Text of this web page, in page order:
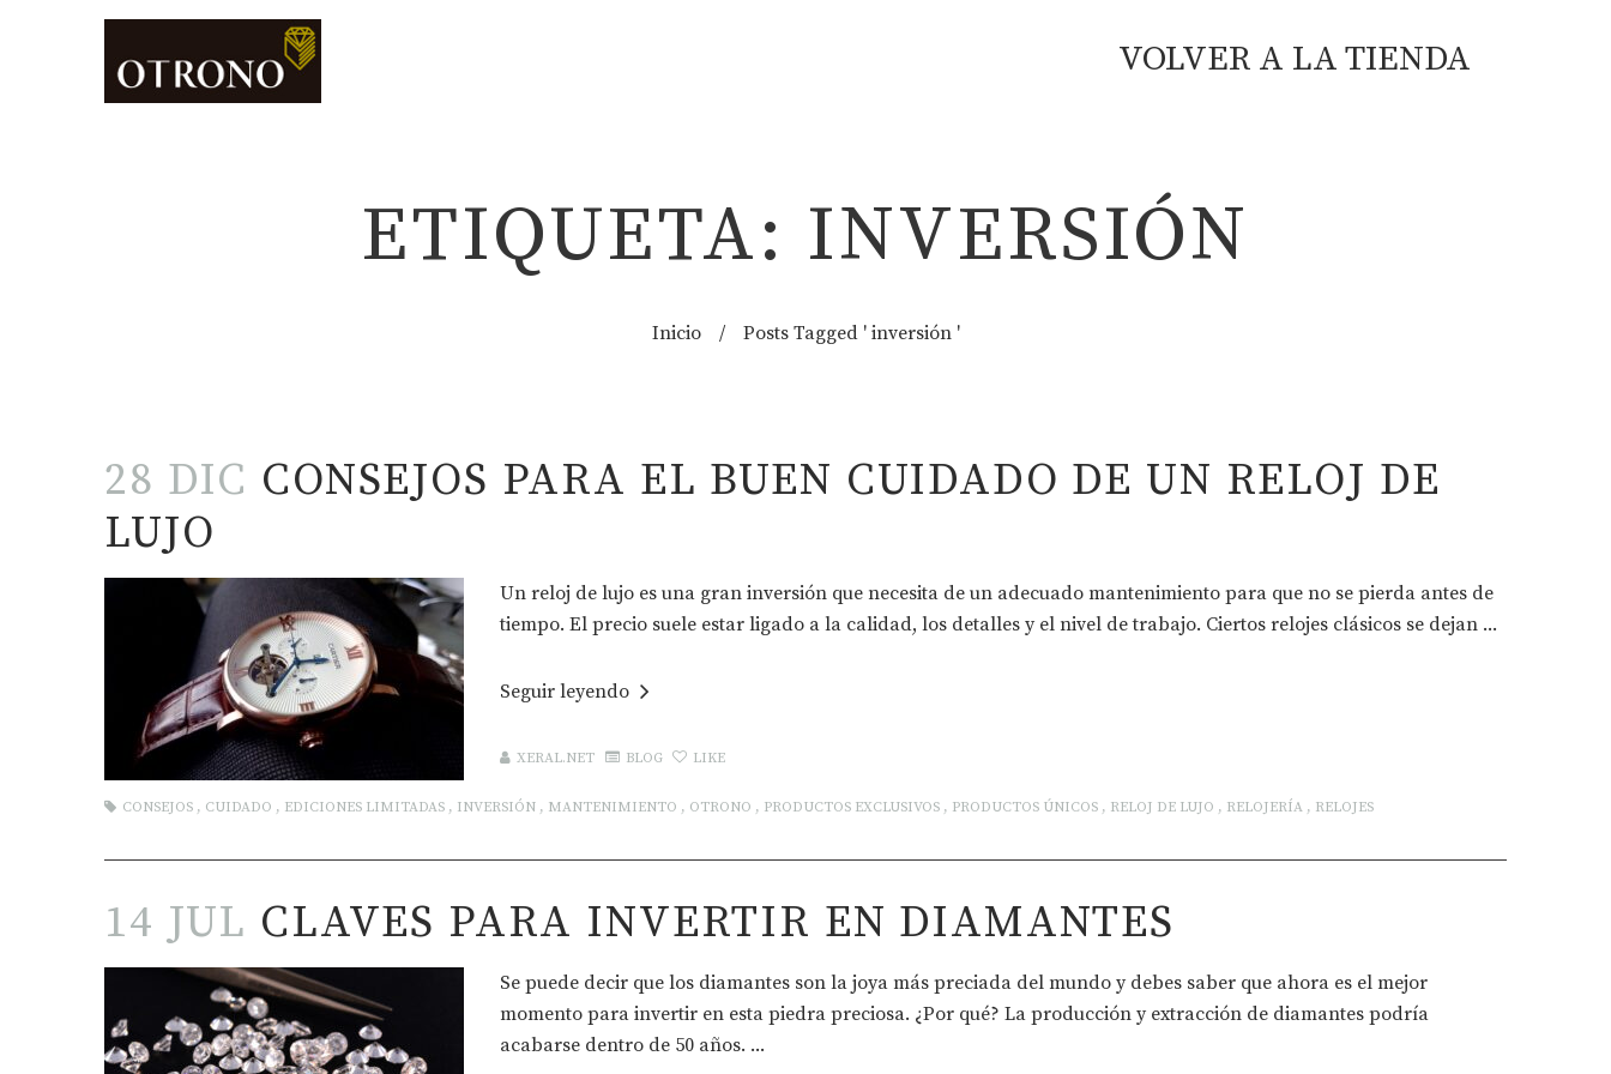
VOLVER A LA TIENDA
ETIQUETA: INVERSIÓN
Inicio / Posts Tagged ' inversión '
28 DIC CONSEJOS PARA EL BUEN CUIDADO DE UN RELOJ DE
LUJO
Un reloj de lujo es una gran inversión que necesita de un adecuado mantenimiento para que no se pierda antes de
tiempo. El precio suele estar ligado a la calidad, los detalles y el nivel de trabajo. Ciertos relojes clásicos se dejan ...
Seguir leyendo
XERAL.NET BLOG LIKE
CONSEJOS , CUIDADO , EDICIONES LIMITADAS , INVERSIÓN , MANTENIMIENTO , OTRONO , PRODUCTOS EXCLUSIVOS , PRODUCTOS ÚNICOS , RELOJ DE LUJO , RELOJERÍA , RELOJES
14 JUL CLAVES PARA INVERTIR EN DIAMANTES
Se puede decir que los diamantes son la joya más preciada del mundo y debes saber que ahora es el mejor
momento para invertir en esta piedra preciosa. ¿Por qué? La producción y extracción de diamantes podría
acabarse dentro de 50 años. ...